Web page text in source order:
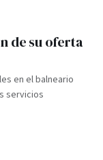
de su oferta
en el balneario
servicios